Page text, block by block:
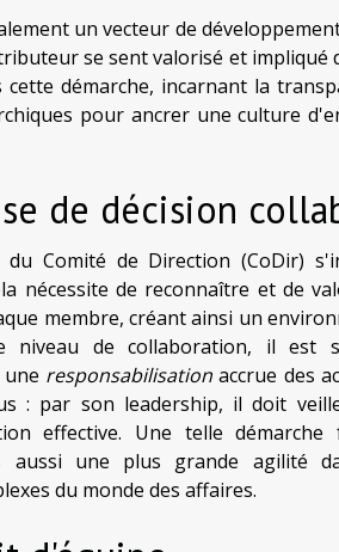
un vecteur de
se sent valorisé et impliqué
démarche, incarnant la
pour ancrer une culture
de décision
Comité de Direction (CoDir)
nécessite de reconnaître et de
membre, créant ainsi un
niveau de collaboration, il est
responsabilisation accrue des
: par son leadership, il doit
effective. Une telle
aussi une plus grande agilité
du monde des affaires.